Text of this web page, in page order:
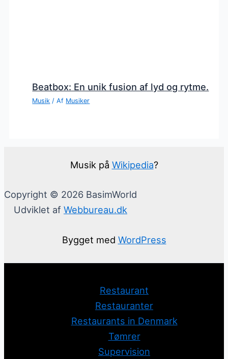
Beatbox: En unik fusion af lyd og rytme.
Musik / Af Musiker
Musik på Wikipedia?
Copyright © 2026 BasimWorld
Udviklet af Webbureau.dk
Bygget med WordPress
Restaurant
Restauranter
Restaurants in Denmark
Tømrer
Supervision